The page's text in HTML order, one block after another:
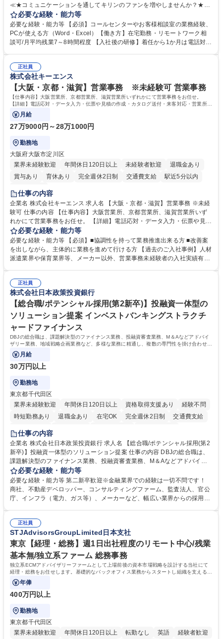
≪★コミュニケーションを通してキリンのファンを増やしませんか？★≫
お客様のお声をより良い商品づくりに活かしていく上で、窓口となるお客
様相談室でのお仕事です。 日々お客様からいただくキリングループへのご
意見を、企業活動に活かしています。お客様からの声に迅速かつ誠意をも
って対応、情報提供するとともにグループ内活動に反映しています。 【具
平均100件前後■メール・手紙：同上40件前後 募集職種 中野本社【お客様
相談室】お客様のお声をもとにより良い商品づくりへ貢献
必要な経験・能力等
必要な経験・能力等 【必須】コールセンターやお客様相談室の業務経験、
PCが使える方（Word・Excel）【働き方】在宅勤務・リモートワーク相
談可/月平均残業7～8時間程度 【入社後の研修】着任から1か月は電話対応
すのでご安心ください。 【当社について】キリングループの広報機能を担
う会社として、お客様との出会いを大切にし、磨き上げたホスピタリティ
を込めてコミュニケーションをとりながら広報関連業務を行っておりま
す。 学歴・資格 学歴：大学院 大学 高専 短大 専修学校 高校 語学力： 資
格：
正社員
株式会社キーエンス
【大阪・京都・滋賀】営業事務 ※未経験可 営業事務
【仕事内容】大阪営業所、京都営業所、滋賀営業所いずれかにて営業事務をお任せ。
【詳細】電話応対・データ入力・伝票や見積の作成・カタログ送付・来客対応・営業所内
で発生する事務業務や業務改善をお任せ。
月給
27万9000円～28万1000円
勤務地
大阪府大阪市淀川区
業界未経験歓迎
年間休日120日以上 未経験者歓迎
退職金あり
賞与あり
育休あり 完全週休2日制 交通費支給
駅近5分以内
土日祝休み
仕事の内容
企業名 株式会社キーエンス 求人名 【大阪・京都・滋賀】営業事務 ※未経
験可 仕事の内容 【仕事内容】大阪営業所、京都営業所、滋賀営業所いず
れかにて営業事務をお任せ。 【詳細】電話応対・データ入力・伝票や見積
の作成・カタログ送付・来客対応・営業所内で発生する事務業務や業務改
善をお任せ。 【教育制度】ご入社後、育成担当とペアになりながらOJTに
て業務を覚えていただくことが可能です。業務システムがきちんと構築さ
れているため、スムーズに仕事に慣れることができる環境です。また、
募集職種 【大阪・京都・滋賀】営業事務 ※未経験可
必要な経験・能力等
必要な経験・能力等 【必須】■協調性を持って業務推進出来る方 ■改善案
を出しながら、主体的に業務を進めて行ける方 【過去のご入社事例】人材
派遣業界や保育業界等、メーカー以外、営業事務未経験者の入社実績有
えて、お客様や社員の状況に合わせ、能動的なサポート、改善の動きも期
待され。組織を支えるスペシャリストとして、チームに貢献し、結果的に
社員から頼られる存在になることができます。平均19:30の退勤以降の業
務の持ち帰りも禁止されており、メリハリのある働き方となります。 学
歴・資格 学歴：大学院 大学 高専 短大 語学力： 資格：
正社員
株式会社日本政策投資銀行
【総合職/ポテンシャル採用(第2新卒)】投融資一体型の
ソリューション提案 インベストバンキングストラクチ
ャードファイナンス
DBJの総合職は、課題解決型のファイナンス業務、投融資審査業務、M＆Aなどアドバイ
ザリー業務、地域戦略企画業務など、多様な業務に精通し、複数の専門性を掛け合わせて
広く社会に貢献していく職種です。
月給
30万円以上
勤務地
東京都千代田区
業界未経験歓迎
年間休日120日以上 資格取得支援あり
経験不問
時短勤務あり
退職金あり 在宅OK 完全週休2日制
交通費支給
駅近5分以内
食事補助あり
託児所あり
仕事の内容
企業名 株式会社日本政策投資銀行 求人名 【総合職/ポテンシャル採用(第2
新卒)】投融資一体型のソリューション提案 仕事の内容 DBJの総合職は、
課題解決型のファイナンス業務、投融資審査業務、M＆Aなどアドバイザ
リー業務、地域戦略企画業務など、多様な業務に精通し、複数の専門性を
掛け合わせて広く社会に貢献していく職種です。 入社後は、横断的なロー
テーションを経て適性や専門性に応じたキャリアを形成していただきま
す。総合職として入社いただき、下記いずれかの部門でご活躍いただきま
ート・ナレッジ業務 ※それぞれの業務内容に関しては、別途その他労働条
件備考欄に記載 募集職種 【総合職/ポテンシャル採用(第2新卒)】投融資一
体型のソリューション提案
必要な経験・能力等
必要な経験・能力等 第二新卒歓迎※金融業界での経験は一切不問です！
商社、不動産デベロッパー、コンサルティングファーム、監査法人、官公
庁、インフラ（電力、ガス等）、メーカーなど、幅広い業界からの採用実
く高い志を併せもった人材を求めています。ポテンシャル採用（第2新
卒）では、金融業界での経験や知識を問いません。新たな時代を見据え
て、複雑化する社会課題の解決に向けて先鞭をつける役割を担いたい、と
いう気概をお持ちの方を心待ちにしています。 学歴・資格 学歴：大学院
大学 語学力： 資格：
正社員
STJAdvisorsGroupLimited日本支社
東京【経理・総務】週1日出社程度のリモート中心/残業
基本無/独立系ファーム 総務事務
独立系ECMアドバイザリーファームとして上場前後の資本市場戦略を設計する当社にて
経理・総務をお任せします。基礎的なバックオフィス業務からスタートし組織を支える専
任担当として広く活躍できる環境です。
年俸
400万円以上
勤務地
東京都千代田区
業界未経験歓迎
年間休日120日以上 転勤なし 英語 経験者歓迎